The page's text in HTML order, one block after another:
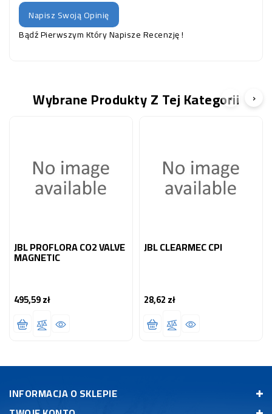
Napisz Swoją Opinię
Bądź Pierwszym Który Napisze Recenzję !
Wybrane Produkty Z Tej Kategorii
JBL PROFLORA CO2 VALVE
MAGNETIC
495,59 złCena
JBL CLEARMEC CPI
28,62 złCena
‹ ›
INFORMACJA O SKLEPIE